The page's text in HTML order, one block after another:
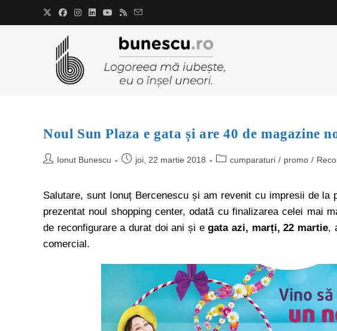
Noul Sun Plaza e gata și are 40 de magazine
Ionut Bunescu joi, 22 martie 2018 cumparaturi / promo /
Salutare, sunt Ionuț Bercenescu și am revenit cu impresii de la
prezentat noul shopping center, odată cu finalizarea celei mai
de reconfigurare a durat doi ani și egata azi, marți, 22 martie,
comercial.